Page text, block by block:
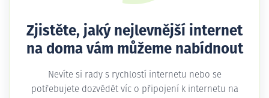
Zjistěte, jaký nejlevnější internet
na doma vám můžeme nabídnout
Nevíte si rady s rychlostí internetu nebo se
potřebujete dozvědět víc o připojení k internetu na